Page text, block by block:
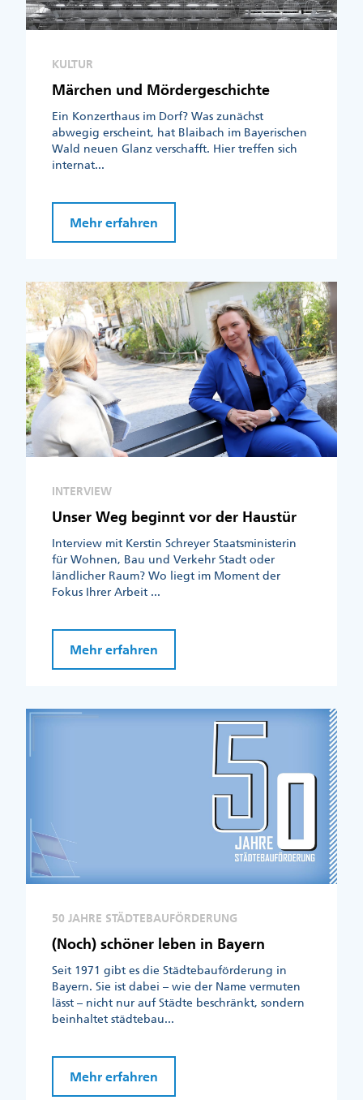
KULTUR
Märchen und Mördergeschichte
Ein Konzerthaus im Dorf? Was zunächst
abwegig erscheint, hat Blaibach im Bayerischen
Wald neuen Glanz verschafft. Hier treffen sich
internat...
Mehr erfahren
INTERVIEW
Unser Weg beginnt vor der Haustür
Interview mit Kerstin Schreyer Staatsministerin
für Wohnen, Bau und Verkehr Stadt oder
ländlicher Raum? Wo liegt im Moment der
Fokus Ihrer Arbeit ...
Mehr erfahren
50 JAHRE STÄDTEBAUFÖRDERUNG
(Noch) schöner leben in Bayern
Seit 1971 gibt es die Städtebauförderung in
Bayern. Sie ist dabei – wie der Name vermuten
lässt – nicht nur auf Städte beschränkt, sondern
beinhaltet städtebau...
Mehr erfahren